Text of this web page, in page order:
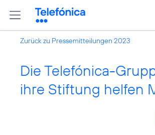
Zurück zu Pressemitteilungen 2023
Die Telefónica-
ihre Stiftung helfen